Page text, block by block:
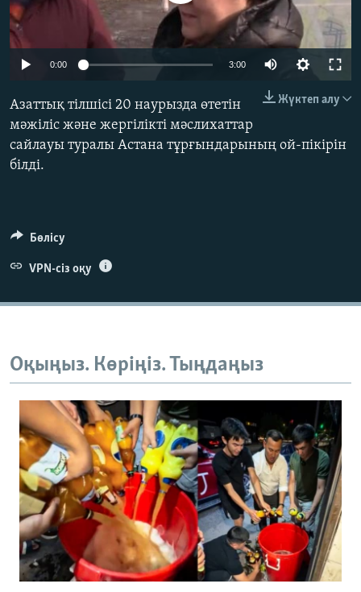
ЖАЗЫЛЫҢЫЗ
0:00 3:00
Жүктеп алу
Азаттық тілшісі 20 наурызда өтетін
мәжіліс және жергілікті мәслихаттар
сайлауы туралы Астана тұрғындарының ой-пікірін
білді.
Бөлісу
VPN-сіз оқу
Оқыңыз. Көріңіз. Тыңдаңыз